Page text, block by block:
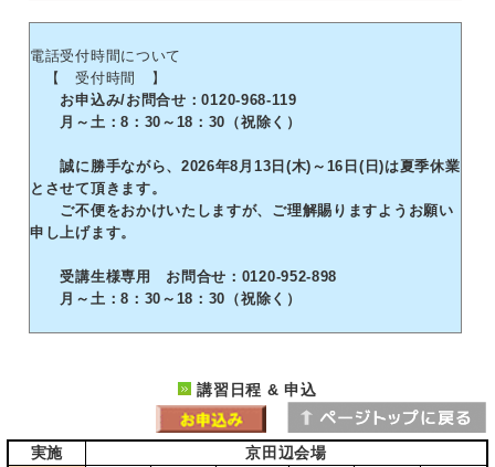
電話受付時間について
【 受付時間 】
お申込み/お問合せ：0120-968-119
月～土：8：30～18：30（祝除く）
誠に勝手ながら、2026年8月13日(木)～16日(日)は夏季休業
とさせて頂きます。
ご不便をおかけいたしますが、ご理解賜りますようお願い
申し上げます。
受講生様専用 お問合せ：0120-952-898
月～土：8：30～18：30（祝除く）
講習日程 & 申込
実施 京田辺会場